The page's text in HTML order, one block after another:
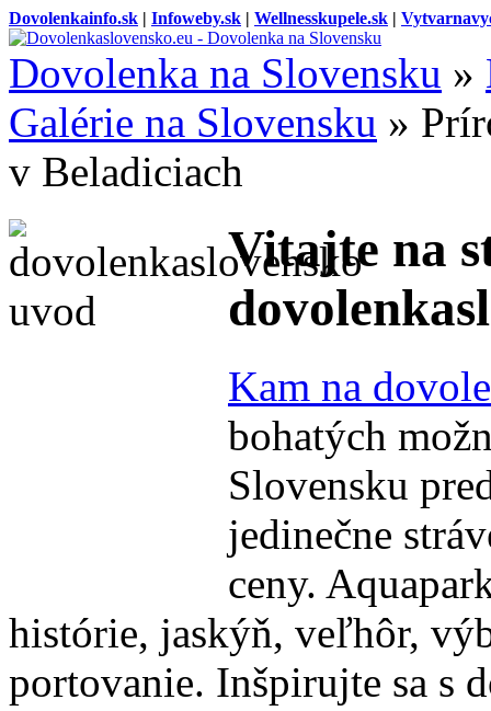
Dovolenkainfo.sk | Infoweby.sk | Wellnesskupele.sk |
Dovolenka na Slovensku »
Galérie na Slovensku »
v Beladiciach
Vitajte na
Kam na
bohatých
Slovensku
jedinečne
ceny.
histórie, jaskýň, veľhôr,
portovanie. Inšpirujte sa s